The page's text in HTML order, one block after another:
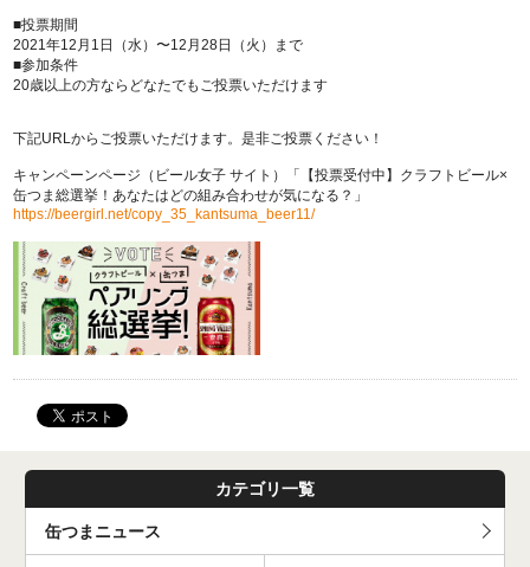
■投票期間
2021年12月1日（水）〜12月28日（火）まで
■参加条件
20歳以上の方ならどなたでもご投票いただけます
下記URLからご投票いただけます。是非ご投票ください！
キャンペーンページ（ビール女子 サイト）「【投票受付中】クラフトビール×
缶つま総選挙！あなたはどの組み合わせが気になる？」
https://beergirl.net/copy_35_kantsuma_beer11/
カテゴリ一覧
缶つまニュース